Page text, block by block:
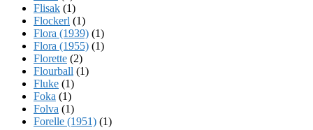
Flisak (1)
Flockerl (1)
Flora (1939) (1)
Flora (1955) (1)
Florette (2)
Flourball (1)
Fluke (1)
Foka (1)
Folva (1)
Forelle (1951) (1)